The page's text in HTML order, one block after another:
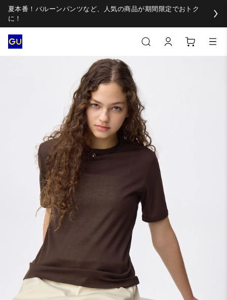
夏本番！バルーンパンツなど、人気の商品が期間限定でおトク
に！